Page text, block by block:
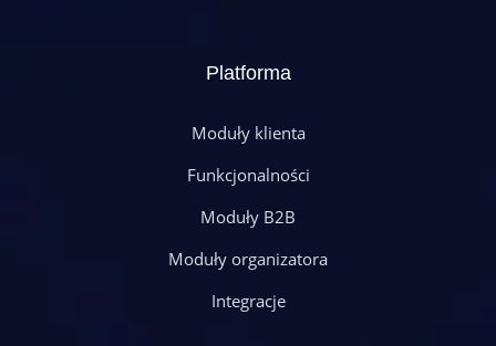
Platforma
Moduły klienta
Funkcjonalności
Moduły B2B
Moduły organizatora
Integracje